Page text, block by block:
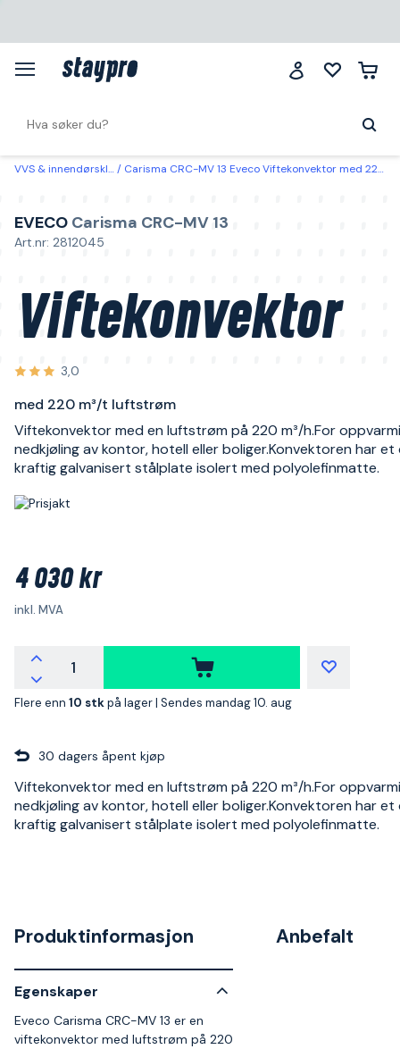
VVS & innendørsklima Carisma CRC-MV 13 Eveco Viftekonvektor med 220 m³/t luftstrøm
EVECO Carisma CRC-MV 13
Art.nr: 2812045
Viftekonvektor
3,0
med 220 m³/t luftstrøm
Viftekonvektor med en luftstrøm på 220 m³/h.For
nedkjøling av kontor, hotell eller boliger.Konvektoren har et
kraftig galvanisert stålplate isolert med polyolefinmatte.
4 030 kr
inkl. MVA
Flere enn 10 stkpå lager | Sendes mandag 10. aug
30 dagers åpent kjøp
Viftekonvektor med en luftstrøm på 220 m³/h.For
nedkjøling av kontor, hotell eller boliger.Konvektoren har et
kraftig galvanisert stålplate isolert med polyolefinmatte.
Produktinformasjon
Egenskaper
Eveco Carisma CRC-MV 13 er en
viftekonvektor med luftstrøm på 220
Anbefalt